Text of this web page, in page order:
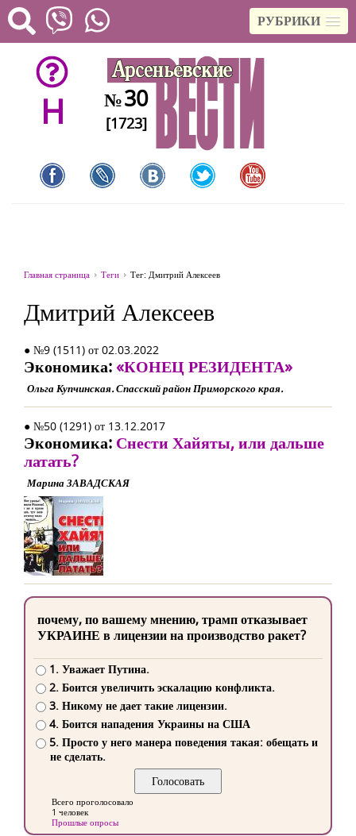
РУБРИКИ
H №30
[1723]
Главная страница Теги Тег: Дмитрий Алексеев
Дмитрий Алексеев
● №9 (1511) от 02.03.2022
Экономика:«КОНЕЦ РЕЗИДЕНТА»
Ольга Купчинская. Спасский район Приморского края.
● №50 (1291) от 13.12.2017
Экономика: Снести Хайяты, или дальше
латать?
Марина ЗАВАДСКАЯ
почему, по вашему мнению, трамп отказывает
УКРАИНЕ в лицензии на производство ракет?
1. Уважает Путина.
2. Боится увеличить эскалацию конфликта.
3. Никому не дает такие лицензии.
4. Боится нападения Украины на США
5. Просто у него манера поведения такая: обещать и
не сделать.
Всего проголосовало
1 человек
Прошлые опросы